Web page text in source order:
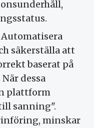
Automatisera
säkerställa att
baserat på
dessa
plattform
sanning".
minskar